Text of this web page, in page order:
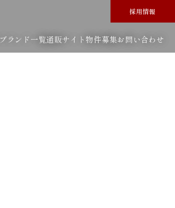
採用情報
ブランド一覧通販サイト 物件募集お問い合わせ